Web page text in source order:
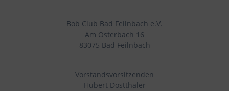
Bob Club Bad Feilnbach e.V.
Am Osterbach 16
83075 Bad Feilnbach
Vorstandsvorsitzenden
Hubert Dostthaler